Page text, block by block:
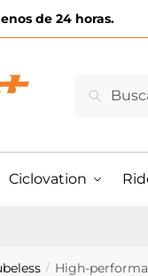
de 24 horas.
por:
Buscar
Ciclovation
/ High-